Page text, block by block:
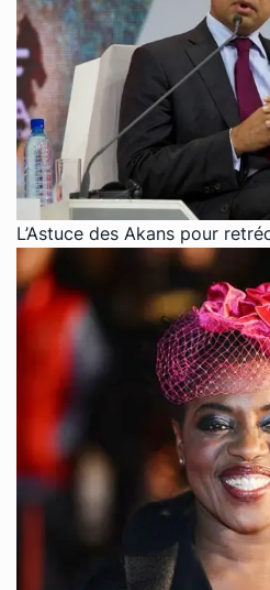
L’Astuce des Akans pour